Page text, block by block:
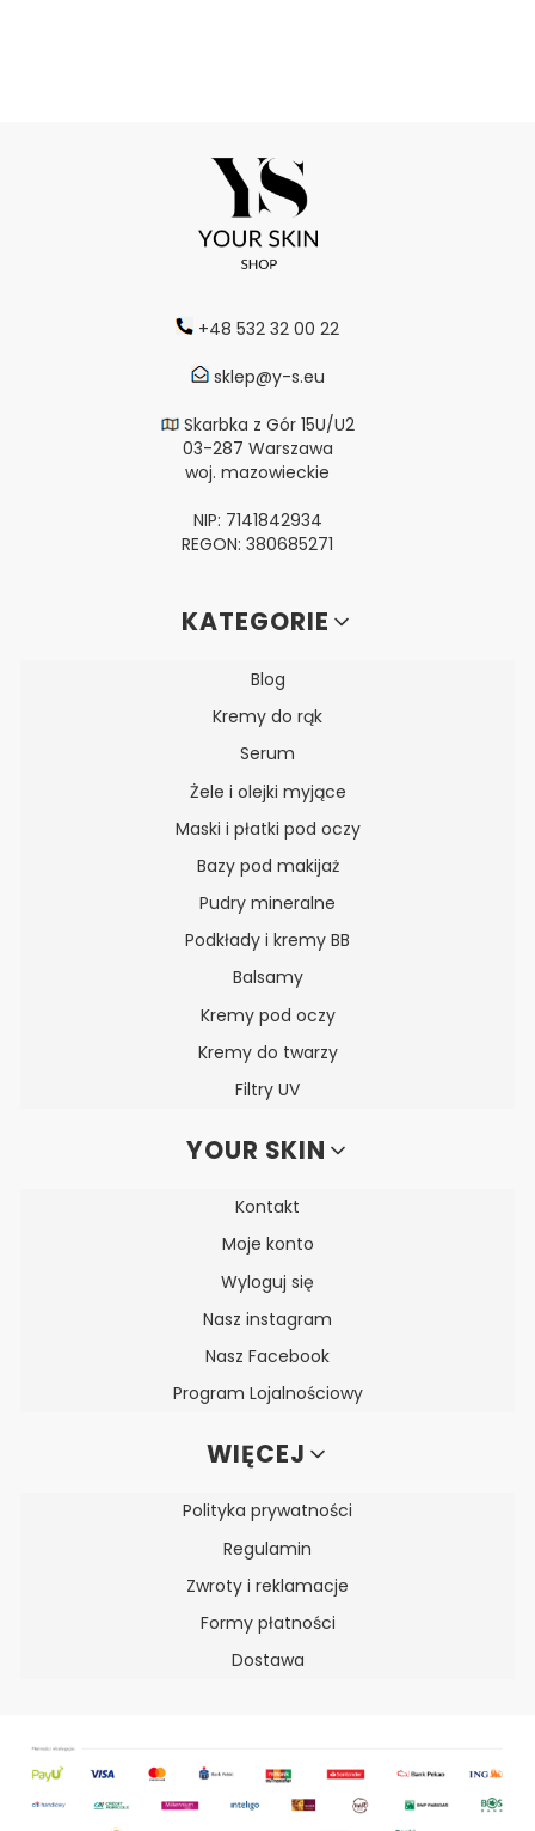
+48 532 32 00 22
sklep@y-s.eu
Skarbka z Gór 15U/U2
03-287 Warszawa
woj. mazowieckie
NIP: 7141842934
REGON: 380685271
Linki w stopceKATEGORIE
Blog
Kremy do rąk
Serum
Żele i olejki myjące
Maski i płatki pod oczy
Bazy pod makijaż
Pudry mineralne
Podkłady i kremy BB
Balsamy
Kremy pod oczy
Kremy do twarzy
Filtry UV
YOUR SKIN
Kontakt
Moje konto
Wyloguj się
Nasz instagram
Nasz Facebook
Program Lojalnościowy
WIĘCEJ
Polityka prywatności
Regulamin
Zwroty i reklamacje
Formy płatności
Dostawa